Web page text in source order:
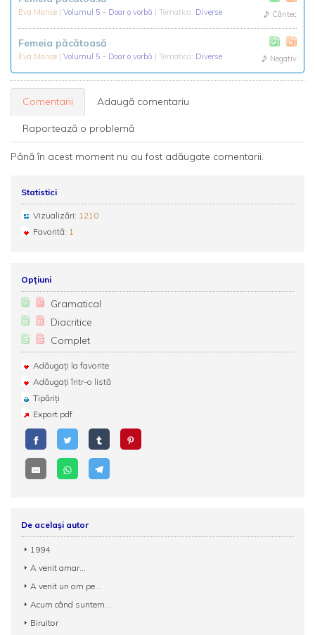
Eva Mance | Volumul 5 - Doar o vorbă | Tematica: Diverse Cântec
Femeia păcătoasă
Eva Mance | Volumul 5 - Doar o vorbă | Tematica: Diverse Negativ
Comentarii Adaugă comentariu
Raportează o problemă
Până în acest moment nu au fost adăugate comentarii.
Statistici
Vizualizări: 1210
Favorită: 1
Opțiuni
Gramatical
Diacritice
Complet
Adăugați la favorite
Adăugați într-o listă
Tipăriți
Export pdf
De același autor
1994
A venit amar...
A venit un om pe...
Acum când suntem...
Biruitor